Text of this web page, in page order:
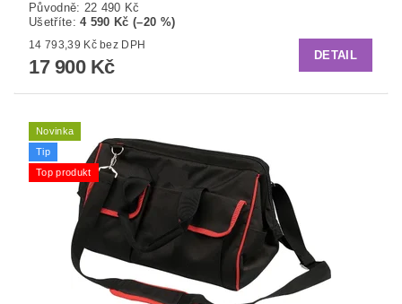
Původně: 22 490 Kč
Ušetříte:4 590 Kč (–20 %)
14 793,39 Kč bez DPH
17 900 Kč
DETAIL
Novinka
Tip
Top produkt